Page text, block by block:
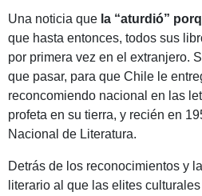
Una noticia que la “aturdió”
que hasta entonces, todos sus
por primera vez en el extranjero.
que pasar, para que Chile le
reconcomiendo nacional en las
profeta en su tierra, y recién en
Nacional de Literatura.
Detrás de los reconocimientos y
literario al que las elites